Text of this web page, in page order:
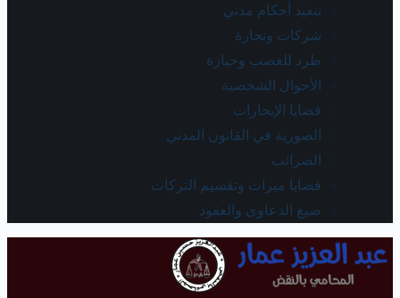
تنفيذ أحكام مدني
شركات وتجارة
طرد للغصب وحيازة
الأحوال الشخصية
قضايا الإيجارات
الصورية في القانون المدني
الضرائب
قضايا ميراث وتقسيم التركات
صيغ الدعاوى والعقود